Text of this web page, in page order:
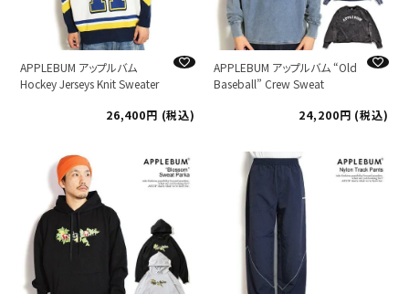
APPLEBUM アップルバム
Hockey Jerseys Knit Sweater
26,400
税込
APPLEBUM アップルバム “Old
Baseball” Crew Sweat
24,200
税込